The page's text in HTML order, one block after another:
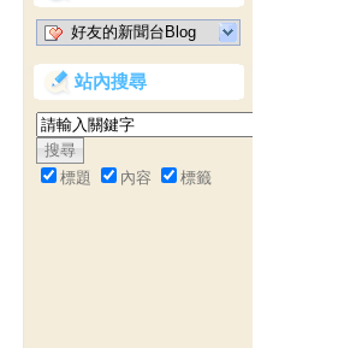
好友的新聞台Blog
站內搜尋
標題 內容 標籤